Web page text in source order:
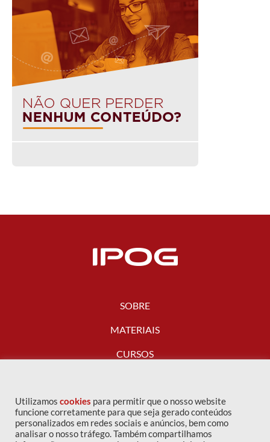
SOBRE
MATERIAIS
CURSOS
FALE CONOSCO
Utilizamos cookies para permitir que o nosso website
funcione corretamente para que seja gerado conteúdos
personalizados em redes sociais e anúncios, bem como
analisar o nosso tráfego. Também compartilhamos